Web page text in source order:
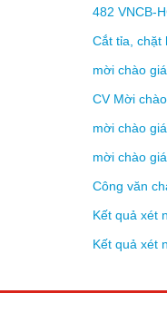
482 VNCB-
Cắt tỉa, chặt
mời chào
CV Mời
mời chào
mời chào
Công văn
Kết quả xét
Kết quả xét